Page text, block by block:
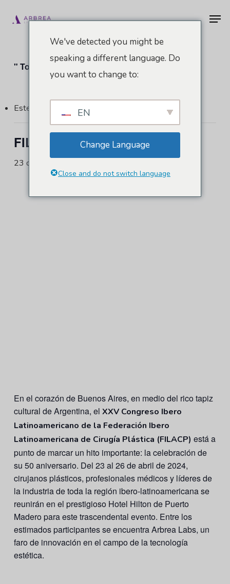
" Todos los Eventos
Este evento ha pasado.
FILACP 2024
23 de abril de 2024
En el corazón de Buenos Aires, en medio del rico tapiz
cultural de Argentina, el XXV Congreso Ibero
Latinoamericano de la Federación Ibero
Latinoamericana de Cirugía Plástica (FILACP) está a
punto de marcar un hito importante: la celebración de
su 50 aniversario. Del 23 al 26 de abril de 2024,
cirujanos plásticos, profesionales médicos y líderes de
la industria de toda la región ibero-latinoamericana se
reunirán en el prestigioso Hotel Hilton de Puerto
Madero para este trascendental evento. Entre los
estimados participantes se encuentra Arbrea Labs, un
faro de innovación en el campo de la tecnología
estética.
We've detected you might be
speaking a different language. Do
you want to change to:
EN
Change Language
Close and do not switch language